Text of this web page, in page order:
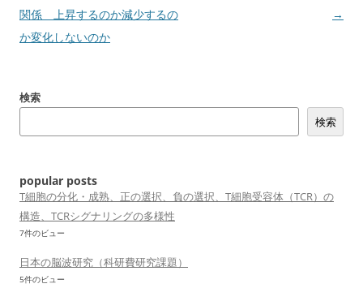
稿
ナ
ー
関係 上昇するのか減少するの
か変化しないのか
→
検索
検索
popular posts
T細胞の分化・成熟、正の選択、負の選択、T細胞受容体（TCR）の
構造、TCRシグナリングの多様性
7件のビュー
日本の脳波研究（科研費研究課題）
5件のビュー